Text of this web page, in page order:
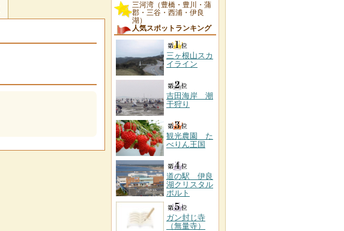
三河湾（豊橋・豊川・蒲
郡・三谷・西浦・伊良
湖）
人気スポットランキング
三ヶ根山スカ
イライン
吉田海岸 潮
干狩り
観光農園 た
べりん王国
道の駅 伊良
湖クリスタル
ポルト
ガン封じ寺
（無量寺）